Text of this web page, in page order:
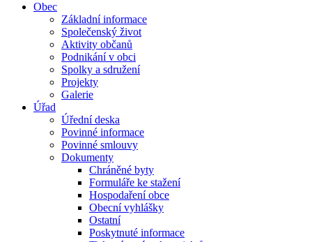
Obec
Základní informace
Společenský život
Aktivity občanů
Podnikání v obci
Spolky a sdružení
Projekty
Galerie
Úřad
Úřední deska
Povinné informace
Povinné smlouvy
Dokumenty
Chráněné byty
Formuláře ke stažení
Hospodaření obce
Obecní vyhlášky
Ostatní
Poskytnuté informace